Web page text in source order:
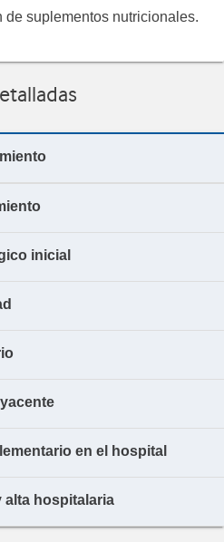
suplementos nutricionales.
inicial
en el hospital
alta hospitalaria